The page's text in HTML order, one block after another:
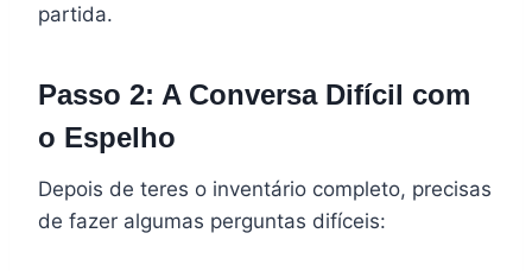
partida.
Passo 2: A Conversa Difícil com
o Espelho
Depois de teres o inventário completo, precisas
de fazer algumas perguntas difíceis: